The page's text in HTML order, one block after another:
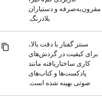
مقرون‌به‌صرفه و دستیاران
بلادرنگ.
سنتز گفتار با دقت بالا،
برای کیفیت در گردش‌های
کاری ساختاریافته مانند
پادکست‌ها و کتاب‌های
صوتی بهینه شده است.